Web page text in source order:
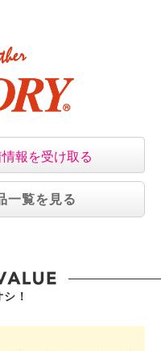
報を受け取る
一覧を見る
！